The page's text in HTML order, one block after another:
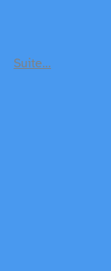
Suite…